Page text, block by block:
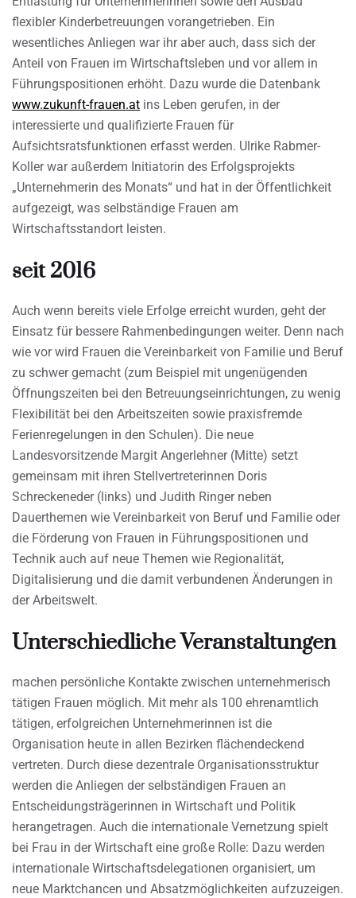
flexibler Kinderbetreuungen vorangetrieben. Ein
wesentliches Anliegen war ihr aber auch, dass sich der
Anteil von Frauen im Wirtschaftsleben und vor allem in
Führungspositionen erhöht. Dazu wurde die Datenbank
www.zukunft-frauen.at ins Leben gerufen, in der
interessierte und qualifizierte Frauen für
Aufsichtsratsfunktionen erfasst werden. Ulrike Rabmer-
Koller war außerdem Initiatorin des Erfolgsprojekts
„Unternehmerin des Monats“ und hat in der Öffentlichkeit
aufgezeigt, was selbständige Frauen am
Wirtschaftsstandort leisten.
seit 2016
Auch wenn bereits viele Erfolge erreicht wurden, geht der
Einsatz für bessere Rahmenbedingungen weiter. Denn nach
wie vor wird Frauen die Vereinbarkeit von Familie und Beruf
zu schwer gemacht (zum Beispiel mit ungenügenden
Öffnungszeiten bei den Betreuungseinrichtungen, zu wenig
Flexibilität bei den Arbeitszeiten sowie praxisfremde
Ferienregelungen in den Schulen). Die neue
Landesvorsitzende Margit Angerlehner (Mitte) setzt
gemeinsam mit ihren Stellvertreterinnen Doris
Schreckeneder (links) und Judith Ringer neben
Dauerthemen wie Vereinbarkeit von Beruf und Familie oder
die Förderung von Frauen in Führungspositionen und
Technik auch auf neue Themen wie Regionalität,
Digitalisierung und die damit verbundenen Änderungen in
der Arbeitswelt.
Unterschiedliche Veranstaltungen
machen persönliche Kontakte zwischen unternehmerisch
tätigen Frauen möglich. Mit mehr als 100 ehrenamtlich
tätigen, erfolgreichen Unternehmerinnen ist die
Organisation heute in allen Bezirken flächendeckend
vertreten. Durch diese dezentrale Organisationsstruktur
werden die Anliegen der selbständigen Frauen an
Entscheidungsträgerinnen in Wirtschaft und Politik
herangetragen. Auch die internationale Vernetzung spielt
bei Frau in der Wirtschaft eine große Rolle: Dazu werden
internationale Wirtschaftsdelegationen organisiert, um
neue Marktchancen und Absatzmöglichkeiten aufzuzeigen.